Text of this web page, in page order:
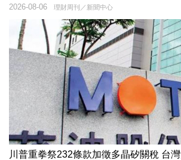
理財周刊／新聞中心
2026-08-06
川普重拳祭232條款加徵多晶矽關稅 台